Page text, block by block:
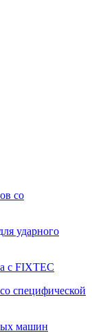
со
ударного
с FIXTEC
специфической
машин